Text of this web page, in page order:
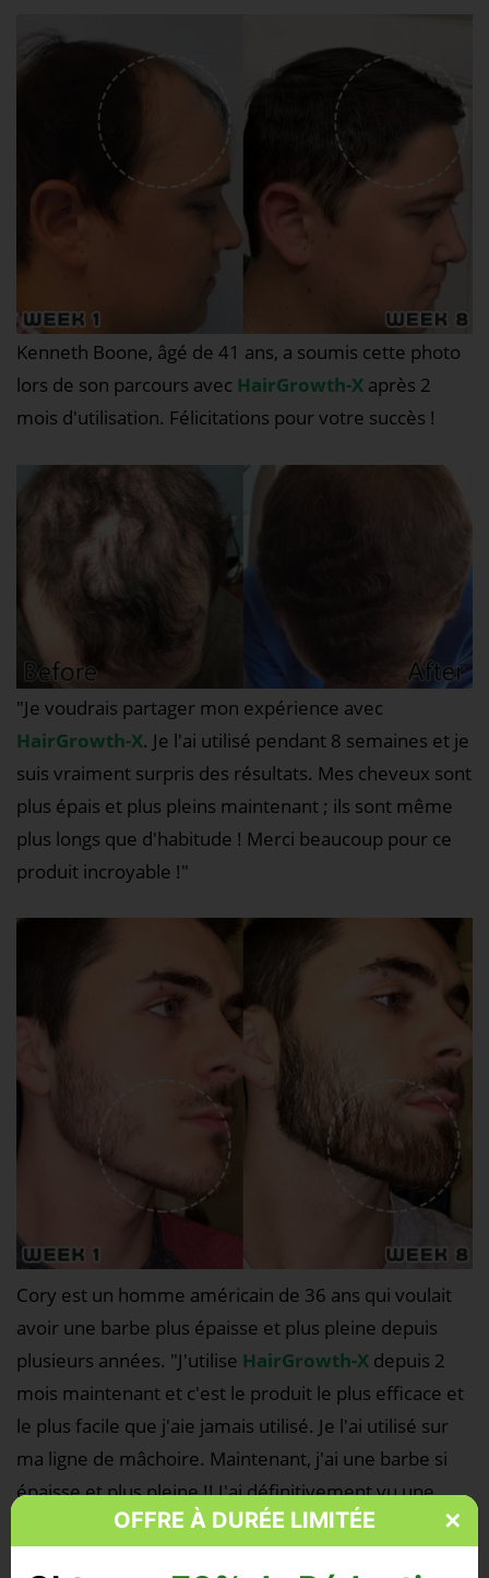
Kenneth Boone, âgé de 41 ans, a soumis cette photo
lors de son parcours avec HairGrowth-X après 2
mois d'utilisation. Félicitations pour votre succès !
"Je voudrais partager mon expérience avec
HairGrowth-X. Je l'ai utilisé pendant 8 semaines et je
suis vraiment surpris des résultats. Mes cheveux sont
plus épais et plus pleins maintenant ; ils sont même
plus longs que d'habitude ! Merci beaucoup pour ce
produit incroyable !"
Cory est un homme américain de 36 ans qui voulait
avoir une barbe plus épaisse et plus pleine depuis
plusieurs années. "J'utilise HairGrowth-X depuis 2
mois maintenant et c'est le produit le plus efficace et
le plus facile que j'aie jamais utilisé. Je l'ai utilisé sur
ma ligne de mâchoire. Maintenant, j'ai une barbe si
épaisse et plus pleine !! J'ai définitivement vu une
croissance accélérée de ma barbe en utilisant ce
OFFRE À DURÉE LIMITÉE ✕